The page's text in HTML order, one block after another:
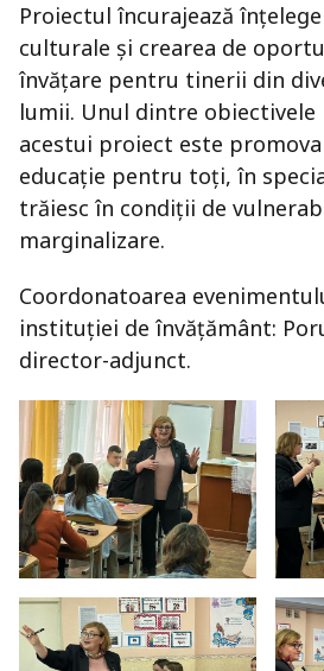
Proiectul încurajează
culturale și crearea de
învățare pentru tinerii din
lumii. Unul dintre obiectivele
acestui proiect este
educație pentru toți, în
trăiesc în condiții de
marginalizare.
Coordonatoarea
instituției de învățământ:
director-adjunct.